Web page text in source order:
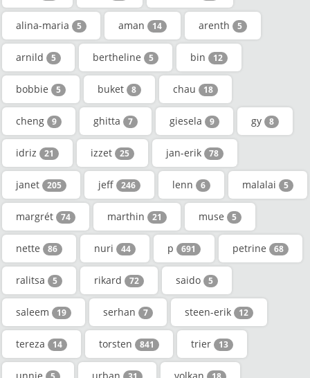
alina-maria 5 aman 14 arenth 5
arnild 5 bertheline 5 bin 12
bobbie 5 buket 8 chau 18
cheng 9 ghitta 7 giesela 9 gy 8
idriz 21 izzet 25 jan-erik 78
janet 205 jeff 246 lenn 6 malalai 5
margrét 74 marthin 21 muse 5
nette 86 nuri 44 p 691 petrine 68
ralitsa 5 rikard 72 saido 5
saleem 19 serhan 7 steen-erik 12
tereza 14 torsten 841 trier 13